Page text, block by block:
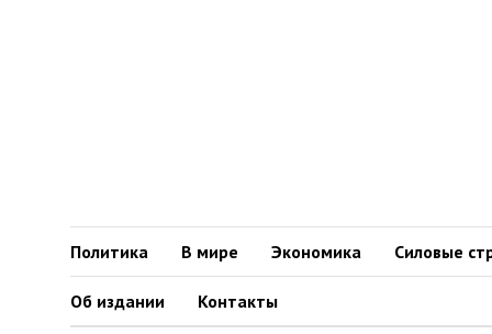
Политика В мире Экономика Силовые
Об издании Контакты